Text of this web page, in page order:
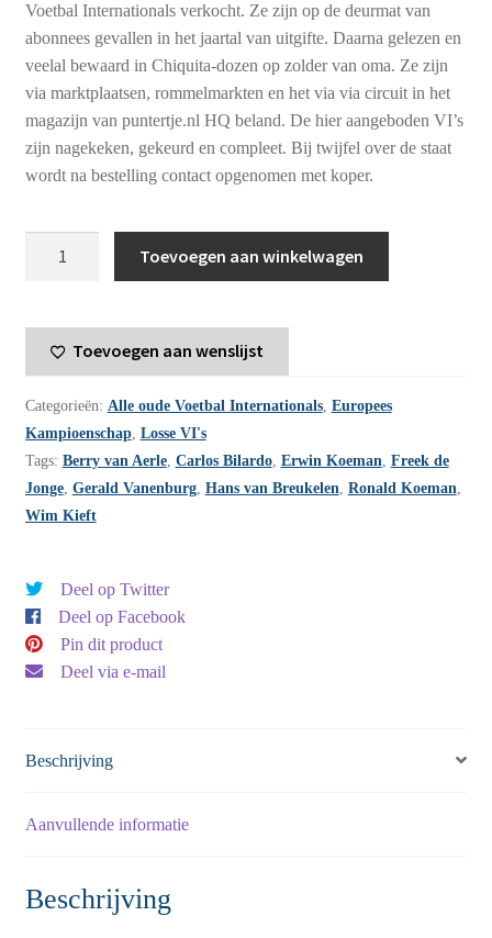
Voetbal Internationals verkocht. Ze zijn op de deurmat van
abonnees gevallen in het jaartal van uitgifte. Daarna gelezen en
veelal bewaard in Chiquita-dozen op zolder van oma. Ze zijn
via marktplaatsen, rommelmarkten en het via via circuit in het
magazijn van puntertje.nl HQ beland. De hier aangeboden VI’s
zijn nagekeken, gekeurd en compleet. Bij twijfel over de staat
wordt na bestelling contact opgenomen met koper.
23
1988
-
nummer
25B
aantal
Toevoegen aan winkelwagen
Toevoegen aan wenslijst
Categorieën: Alle oude Voetbal Internationals, Europees
Kampioenschap, Losse VI's
Tags: Berry van Aerle, Carlos Bilardo, Erwin Koeman, Freek de
Jonge, Gerald Vanenburg, Hans van Breukelen, Ronald Koeman,
Wim Kieft
Deel op Twitter
Deel op Facebook
Pin dit product
Deel via e-mail
Beschrijving
Aanvullende informatie
Beschrijving